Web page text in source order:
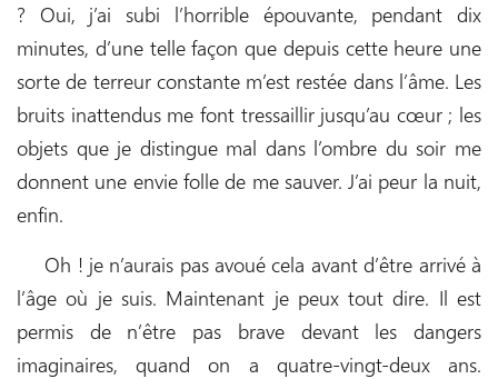
? Oui, j’ai subi l’horrible épouvante, pendant dix
minutes, d’une telle façon que depuis cette heure une
sorte de terreur constante m’est restée dans l’âme. Les
bruits inattendus me font tressaillir jusqu’au cœur ; les
objets que je distingue mal dans l’ombre du soir me
donnent une envie folle de me sauver. J’ai peur la nuit,
enfin.
Oh ! je n’aurais pas avoué cela avant d’être arrivé à
l’âge où je suis. Maintenant je peux tout dire. Il est
permis de n’être pas brave devant les dangers
imaginaires, quand on a quatre-vingt-deux ans.